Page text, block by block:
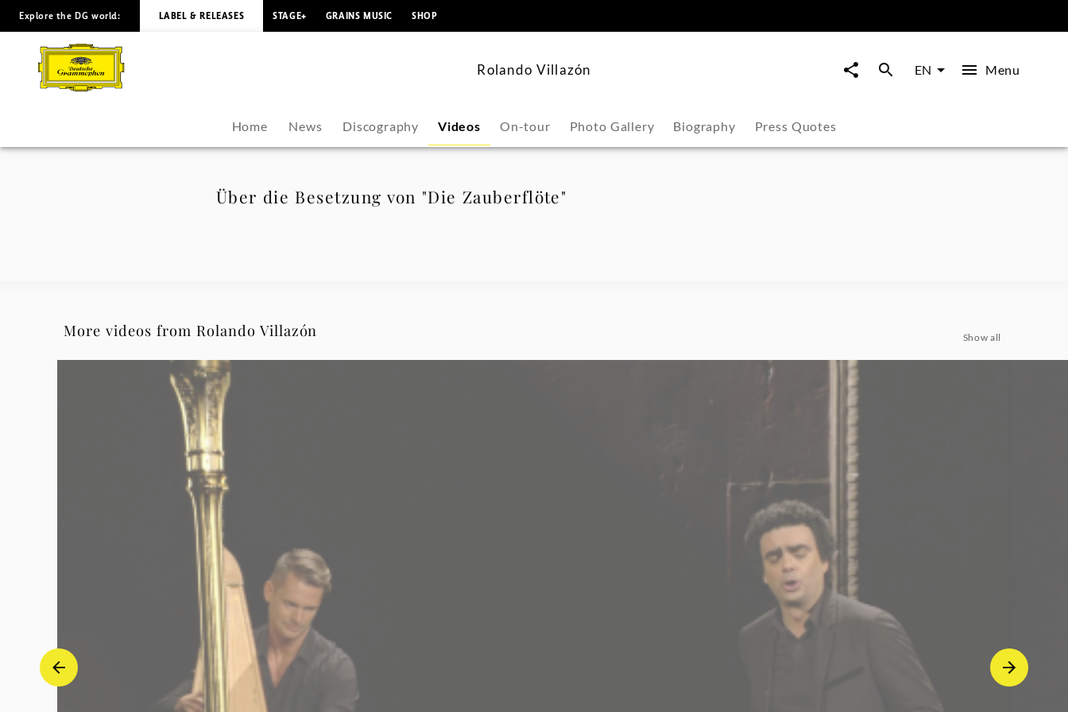
Über
von
Villazón
Explore the DG world: LABEL & RELEASES STAGE+ GRAINS MUSIC SHOP
Rolando Villazón EN Menu
Home News Discography Videos On-tour Photo Gallery Biography Press Quotes
Über die Besetzung von "Die Zauberflöte"
More videos from Rolando Villazón Show all